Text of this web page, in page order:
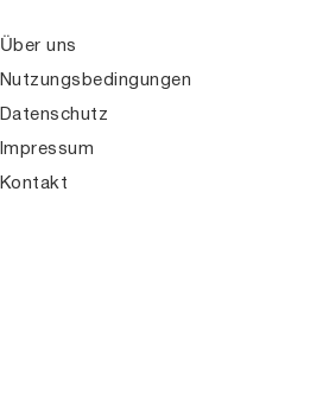
Über uns
Nutzungsbedingungen
Datenschutz
Impressum
Kontakt